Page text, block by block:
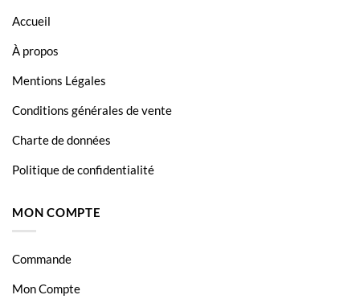
LaserJet P4515X
LaserJet P4515XM
Accueil
À propos
Mentions Légales
Conditions générales de vente
Charte de données
Politique de confidentialité
MON COMPTE
Commande
Mon Compte